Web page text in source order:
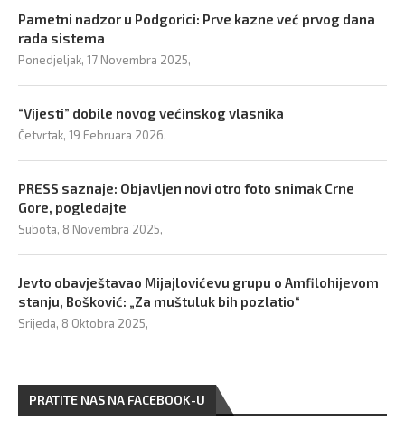
Pametni nadzor u Podgorici: Prve kazne već prvog dana
rada sistema
Ponedjeljak, 17 Novembra 2025,
“Vijesti” dobile novog većinskog vlasnika
Četvrtak, 19 Februara 2026,
PRESS saznaje: Objavljen novi otro foto snimak Crne
Gore, pogledajte
Subota, 8 Novembra 2025,
Jevto obavještavao Mijajlovićevu grupu o Amfilohijevom
stanju, Bošković: „Za muštuluk bih pozlatio“
Srijeda, 8 Oktobra 2025,
PRATITE NAS NA FACEBOOK-U